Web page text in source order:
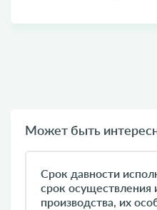
Может быть
Срок давности
срок осуществления
производства, их